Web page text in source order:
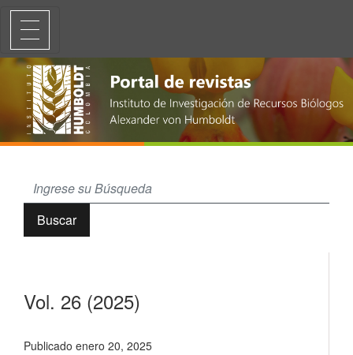
Vol. 26 (2025)
Buscar
Vol. 26 (2025)
Publicado enero 20, 2025